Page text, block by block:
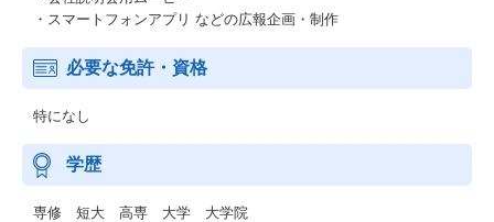
・スマートフォンアプリ などの広報企画・制作
必要な免許・資格
特になし
学歴
専修 短大 高専 大学 大学院